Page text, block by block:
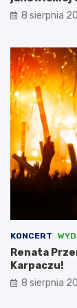
e
a
m
i
,
l
i
c
z
ą
c
n
o
t
a
c
j
ę
8 sierpnia
KONCERT
Renata
Karpaczu!
8 sierpnia